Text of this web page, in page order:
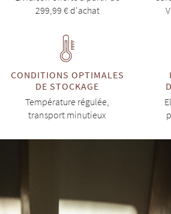
299,99 € d'achat
CONDITIONS OPTIMALES
DE STOCKAGE
Température régulée,
transport minutieux